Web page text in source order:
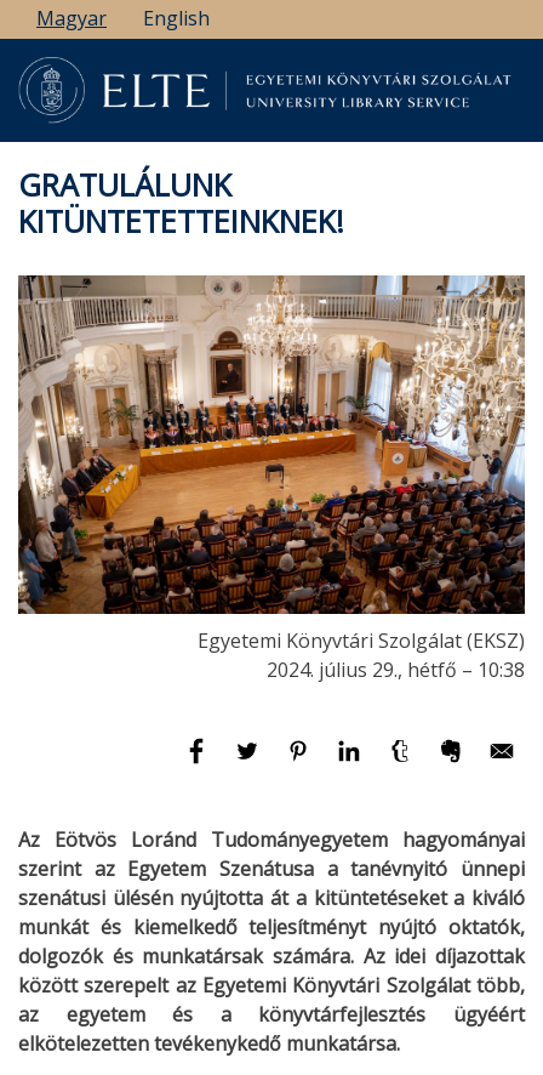
Ugrás
a
tartalomra
Magyar English
GRATULÁLUNK
KITÜNTETETTEINKNEK!
Egyetemi Könyvtári Szolgálat (EKSZ)
2024. július 29., hétfő – 10:38
Az Eötvös Loránd Tudományegyetem hagyományai
szerint az Egyetem Szenátusa a tanévnyitó ünnepi
szenátusi ülésén nyújtotta át a kitüntetéseket a kiváló
munkát és kiemelkedő teljesítményt nyújtó oktatók,
dolgozók és munkatársak számára. Az idei díjazottak
között szerepelt az Egyetemi Könyvtári Szolgálat több,
az egyetem és a könyvtárfejlesztés ügyéért
elkötelezetten tevékenykedő munkatársa.